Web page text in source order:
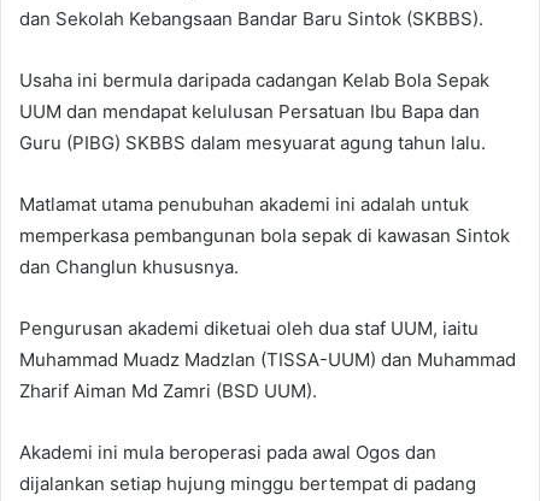
dan Sekolah Kebangsaan Bandar Baru Sintok (SKBBS).
Usaha ini bermula daripada cadangan Kelab Bola Sepak
UUM dan mendapat kelulusan Persatuan Ibu Bapa dan
Guru (PIBG) SKBBS dalam mesyuarat agung tahun lalu.
Matlamat utama penubuhan akademi ini adalah untuk
memperkasa pembangunan bola sepak di kawasan Sintok
dan Changlun khususnya.
Pengurusan akademi diketuai oleh dua staf UUM, iaitu
Muhammad Muadz Madzlan (TISSA-UUM) dan Muhammad
Zharif Aiman Md Zamri (BSD UUM).
Akademi ini mula beroperasi pada awal Ogos dan
dijalankan setiap hujung minggu bertempat di padang